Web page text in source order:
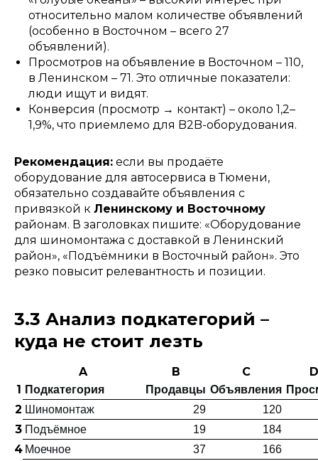
относительно малом количестве объявлений
(особенно в Восточном – всего 27
объявлений).
Просмотров на объявление в Восточном – 110,
в Ленинском – 71. Это отличные показатели:
люди ищут и видят.
Конверсия (просмотр → контакт) – около 1,2–
1,9%, что приемлемо для B2B-оборудования.
Рекомендация: если вы продаёте
оборудование для автосервиса в Тюмени,
обязательно создавайте объявления с
привязкой к Ленинскому и Восточному
районам. В заголовках пишите: «Оборудование
для шиномонтажа с доставкой в Ленинский
район», «Подъёмники в Восточный район». Это
резко повысит релевантность и позиции.
3.3 Анализ подкатегорий –
куда не стоит лезть
A B C
D
1
Подкатегория Продавцы Объявления
2 Шиномонтаж 29 120
3 Подъёмное 19 184
4 Моечное 37 166